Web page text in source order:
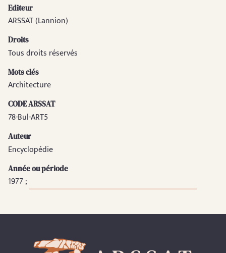
Editeur
ARSSAT (Lannion)
Droits
Tous droits réservés
Mots clés
Architecture
CODE ARSSAT
78-Bul-ART5
Auteur
Encyclopédie
Année ou période
1977 ;